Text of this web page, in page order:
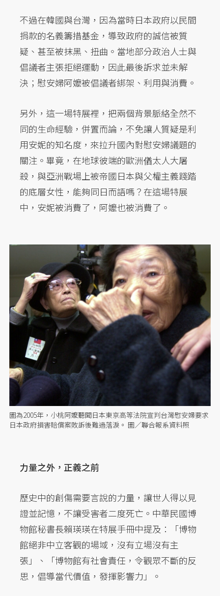
不過在韓國與台灣，因為當時日本政府以民間
捐款的名義籌措基金，導致政府的誠信被質
疑、甚至被抹黑、扭曲。當地部分政治人士與
倡議者主張拒絕運動，因此最後訴求並未解
決；慰安婦阿嬤被倡議者綁架、利用與消費。
另外，這一場特展裡，把兩個背景脈絡全然不
同的生命經驗，併置而論，不免讓人質疑是利
用安妮的知名度，來拉升國內對慰安婦議題的
關注。畢竟，在地球彼端的歐洲偤太人大屠
殺，與亞洲戰場上被帝國日本與父權主義踐踏
的底層女性，能夠同日而語嗎？在這場特展
中，安妮被消費了，阿嬤也被消費了。
圖為2005年，小桃阿嬤聽聞日本東京高等法院宣判台灣慰安婦要求
日本政府損害賠償案敗訴後難過落淚。 圖／聯合報系資料照
力量之外，正義之前
歷史中的創傷需要言說的力量，讓世人得以見
證並記憶，不讓受害者二度死亡。中華民國博
物館秘書長賴瑛瑛在特展手冊中提及：「博物
館絕非中立客觀的場域，沒有立場沒有主
張」、「博物館有社會責任，令觀眾不斷的反
思，倡導當代價值，發揮影響力」。